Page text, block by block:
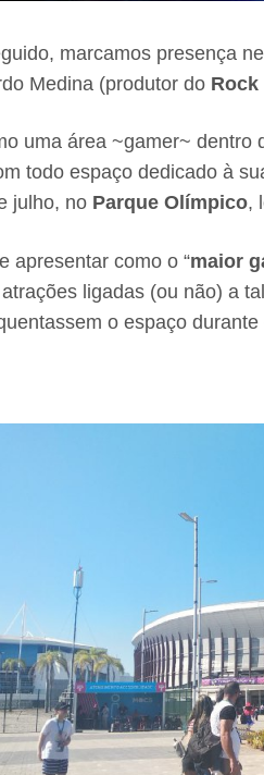
marcamos presença
Medina (produtor do Rock
uma área ~gamer~
todo espaço dedicado à
julho, no Parque Olímpico,
apresentar como o “maior
ligadas (ou não) a
o espaço